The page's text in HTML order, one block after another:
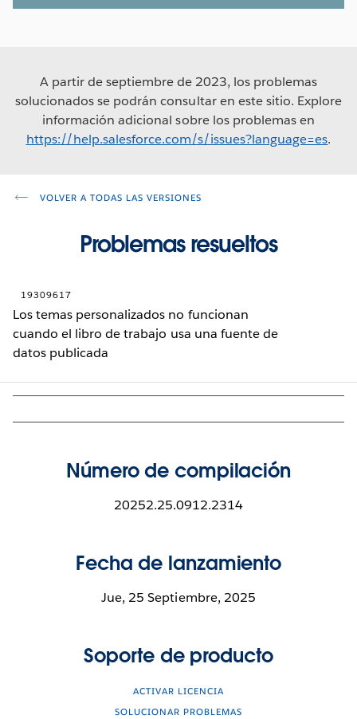
A partir de septiembre de 2023, los problemas
solucionados se podrán consultar en este sitio. Explore
información adicional sobre los problemas en
https://help.salesforce.com/s/issues?language=es.
VOLVER A TODAS LAS VERSIONES
Problemas resueltos
19309617
Los temas personalizados no funcionan
cuando el libro de trabajo usa una fuente de
datos publicada
Número de compilación
20252.25.0912.2314
Fecha de lanzamiento
Jue, 25 Septiembre, 2025
Soporte de producto
ACTIVAR LICENCIA
SOLUCIONAR PROBLEMAS